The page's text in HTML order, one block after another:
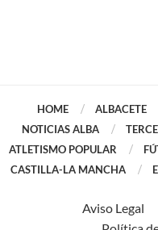
HOME ALBACETE
NOTICIAS ALBA
ATLETISMO POPULAR
CASTILLA-LA MANCHA
Aviso Legal